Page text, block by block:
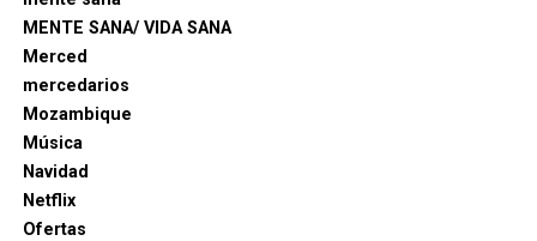
incluyendo obras de Durero, Ribera, Murillo,
Zurbarán y Lucas Jordán.
MENTE SANA/ VIDA SANA
Merced
mercedarios
Mozambique
Música
Navidad
Netflix
Ofertas